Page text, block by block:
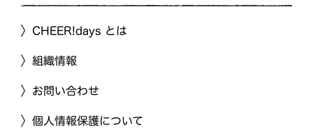
CHEER!days とは
組織情報
お問い合わせ
個人情報保護について